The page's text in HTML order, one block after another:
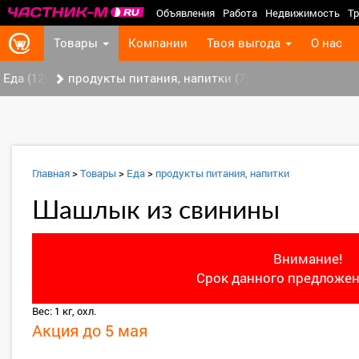
Объявления Работа Недвижимость
Товары Компании Твоя выгода О нас
Еда (12) продукты питания, напитки (7)
Главная>Товары > Еда> продукты питания, напитки
Шашлык из свинины
Внимание!
Срок данного
Вес: 1 кг, охл.
Акция до 5 мая